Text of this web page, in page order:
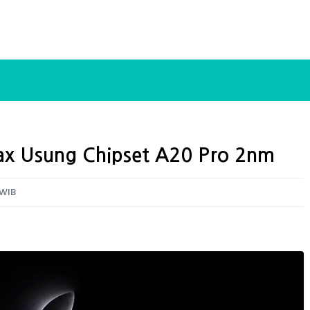
Usung Chipset A20 Pro 2nm